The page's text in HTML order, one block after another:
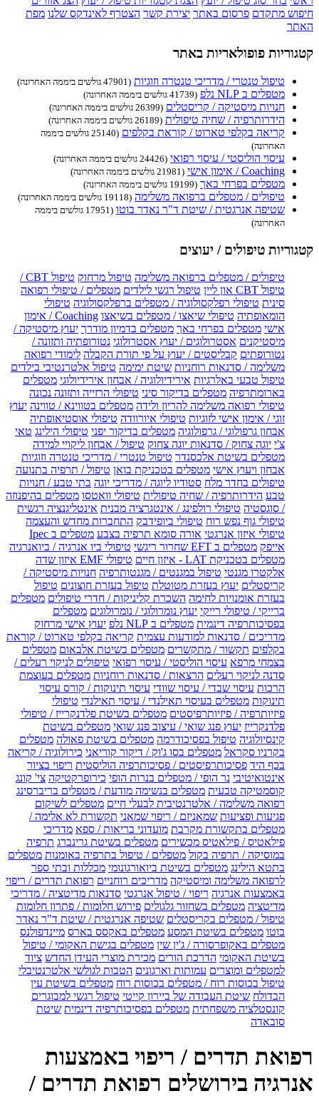
חיפוש מתקדם פרסום באתר יצירת קשר הצטרף לאינדקס שלנו מפת
האתר
קטגוריות פופולאריות באתר
טיפול טנטרי / מדריכי טנטרה וזוגיות (47901 גולשים ביממה האחרונה)
מטפלים ב NLP נלפ (41739 גולשים ביממה האחרונה)
חנויות מיסטיקה / קריסטלים (26399 גולשים ביממה האחרונה)
הידרותרפיה / שחיה טיפולית (26189 גולשים ביממה האחרונה)
קריאה בקלפי טארוט / קוראת בקלפים
(25140 גולשים ביממה
האחרונה)
עיסוי הוליסטי / עיסוי רפואי (24426 גולשים ביממה האחרונה)
Coaching / אימון אישי (21981 גולשים ביממה האחרונה)
מטפלים בפרחי באך (19199 גולשים ביממה האחרונה)
טיפולים / מטפלים ברפואה משלימה (19118 גולשים ביממה האחרונה)
שטיפה אנרגטית / שיטת ד"ר נאדר בוטו
(17951 גולשים ביממה
האחרונה)
קטגוריות טיפולים / יעוצים
טיפולים / מטפלים ברפואה משלימה טיפול מרחוק
טיפול CBT /
טיפול CBT און ליין
טיפול רגשי לילדים מטפלים / טיפולי רפואה
סינית טיפולי רפלקסולוגיה / מטפלים ברפלקסולוגיה טיפולי
הומאופתיה טיפולי שיאצו / מטפלים בשיאצו
Coaching / אימון
אישי מטפלים בפרחי באך מטפלים בדמיון מודרך יעוץ מיסטיקה /
מיסטיקנים אסטרולוגים / יעוץ אסטרולוגי נטורופתיה ותזונה /
נטורופתים קבליסטים / יעוץ על פי תורת הקבלה לימודי רפואה
משלימה / סדנאות רוחניות שיטת ימימה טיפול אלטרנטיבי בילדים
טיפול טבעי באלרגיות אירידיולוגיה / אבחון אירידיולוגי מטפלים
בארומתרפיה מטפלים בדיקור סיני טיפולי הרזייה ותזונה נכונה
טיפולי רפואה משלימה להריון ולידה מטפלים בטווינא / טווינה יעוץ
זוגי / אימון אישי לזוגיות טיפולי איורוודה טיפולי אוסטיאופתיה
אבחון גרפולוגי / גרפולוגיה מטפלים בדיקור יפני טיפולי הילינג טאי
צ'י יוגה צחוק / סדנאות יוגה צחוק טיפול / אבחון ליקויי למידה
מטפלים בשיטת אלכסנדר טיפול טנטרי / מדריכי טנטרה וזוגיות
אבחון ויעוץ אישי מטפלים בטכניקת בואן טיפול / תרפיה בתנועה
טיפולים בחדר מלח סטודיו ליוגה / מדריכי יוגה בתי טבע / חנויות
טבע הידרותרפיה / שחיה טיפולית טיפולי וואטסו מטפלים בהיפנוזה
/ סוגסטיה טיפולי רולפינג / אינטגרציה מבנית אינטליגנציה רגשית
טיפולי גוף נפש רוח טיפולי ביופידבק התחברות מחדש והעצמה
טיפולי איזון אנרגטי אורה סומא תרפיה בצבע
מטפלים ב Ipec
אייפק מטפלים ב EFT שחרור ריגשי
טיפולי ביו אנרגיה / ביואנרגיה
מטפלים בטכניקת LAT - איזון חיים
טיפולי EMF איזון שדה
אלקטרו מגנטי טיפול במגנטים / מגנטותרפיה חנויות מיסטיקה /
קריסטלים יעוץ בעזרת מטוטלת טיפול בעזרת חוצונים טיפול
בעזרת אומנויות לחימה השכרת קליניקות / חדרי טיפולים מטפלים
ברייקי / טיפולי רייקי יעוץ נומרולוגי / נומרולוגים מטפלים
בפסיכותרפיה דינמית מטפלים ב NLP נלפ
יעוץ אישי מרחוק
מדריכים / סדנאות למודעות עצמית קריאה בקלפי טארוט / קוראת
בקלפים תקשור / מתקשרים מטפלים בשיטת אלבאום מטפלים
בצמחי מרפא עיסוי הוליסטי / עיסוי רפואי טיפולים לניקוי רעלים /
סדנה לניקוי רעלים הרצאות / סדנאות רוחניות מטפלים בעוצמת
הרכות עיסוי שבדי / עיסוי שוודי עיסוי תינוקות / קורס עיסוי
תינוקות מטפלים בעיסוי תאילנדי / עיסוי תאילנדי טיפולי
פיזיותרפיה / פיזיותרפיסטים מטפלים בשיטת פלדנקרייז / טיפולי
פלדנקרייז יעוץ פנג שואי / עיצוב פנג שואי מטפלים בשיטת
קינסיולוגיה טיפול בפסיכודרמה מטפלים בשיטת פאולה מטפלים
בקרניו סקראל מטפלים בסו ג'וק / דיקור קוריאני כירולוגיה / קריאה
בכף היד פסיכותרפיסטים / פסיכותרפיה הוליסטית ריפוי בציור
אינטואיטיבי נר הופי / מטפלים בנרות הופי כירופרקטיקה צי' קונג
קוסמטיקה טבעית מטפלים בנשימה מודעת / מטפלים בריברסינג
רפואה משלימה / אלטרנטיבית לבעלי חיים מטפלים לשיקום
פגיעות ופציעות שמאניזם / ריפוי שמאני תקשורת לא אלימה /
מטפלים בתקשורת מקרבת מועדוני בריאות / ספא מדריכי
פילאטיס / פילאטיס מכשירים מטפלים בשיטת גרינברג תרפיה
במוסיקה / תרפיה בקול מטפלים / טיפול בתרפיה באומנות מטפלים
בתטא הילינג מטפלים בשיטת ביואורגונומי מכללות ובתי ספר
לרפואה משלימה ומיסטיקה מדריכים רוחניים רפואת תדרים / ריפוי
באמצעות אנרגיה ריפוי / טיפול אנרגטי סדנאות מדיטציה / מדריכי
מדיטציה מטפלים בשחזור גלגולים פירוש חלומות / פתרון חלומות
טיפול / מטפלים בקריסטלים שטיפה אנרגטית / שיטת ד"ר נאדר
בוטו מטפלים בשיטת המסע מטפלים באקסס בארס מיינדפולנס
מטפלים באקופרסורה / ג'ין שין מטפלים בגישת האקומי / טיפול
בשיטת האקומי הדרכת הורים מכירת מוצרי העידן החדש ציוד
למטפלים ומוצרים עמותות וארגונים הטבות לגולשי אלטרנטיבלי
טיפול בכוסות רוח / מטפלים בכוסות רוח מטפלים בשיטת עין
הבדולח שיטת העבודה של ביירון קייטי טיפול רגשי למבוגרים
קונסטלציה משפחתית מטפלים בפסיכותרפיה דינמית שיטת
סובאדה
רפואת תדרים / ריפוי באמצעות
אנרגיה בירושלים רפואת תדרים /